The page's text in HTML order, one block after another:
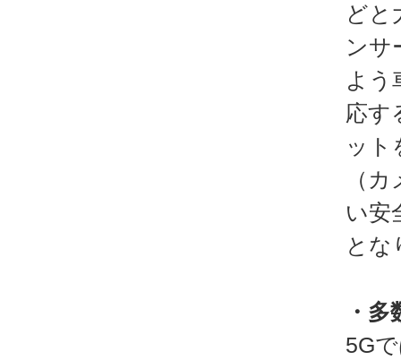
どと
ンサ
よう
応す
ット
（
い安
とな
・
5G